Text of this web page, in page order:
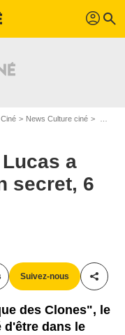
profil search
News Culture ciné
a
secret, 6
Suivez-nous
des Clones", le
d'être dans le